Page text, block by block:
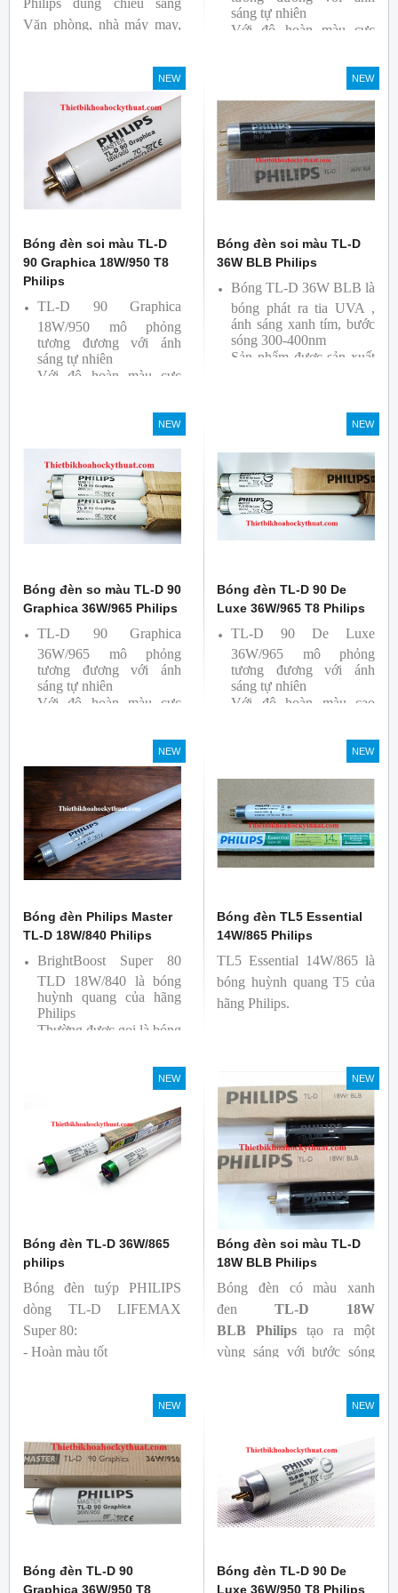
Văn phòng, nhà máy may,
sáng tự nhiên
Với độ hoàn màu cực
Sản phẩm được sản xuất
bởi hãng Philips, xuất xứ
Ba lan
NEW
Bóng đèn soi màu TL-D
90 Graphica 18W/950 T8
Philips
TL-D 90 Graphica
18W/950 mô phỏng
tương đương với ánh
sáng tự nhiên
Với độ hoàn màu cực
Sản phẩm được sản xuất
bởi hãng Philips, xuất xứ
Ba lan
NEW
Bóng đèn soi màu TL-D
36W BLB Philips
Bóng TL-D 36W BLB là
bóng phát ra tia UVA ,
ánh sáng xanh tím, bước
sóng 300-400nm
Sản phẩm được sản xuất
NEW
Bóng đèn so màu TL-D 90
Graphica 36W/965 Philips
TL-D 90 Graphica
36W/965 mô phỏng
tương đương với ánh
sáng tự nhiên
Với độ hoàn màu cực
Sản phẩm được sản xuất
bởi hãng Philips, xuất xứ
Ba lan
NEW
Bóng đèn TL-D 90 De
Luxe 36W/965 T8 Philips
TL-D 90 De Luxe
36W/965 mô phỏng
tương đương với ánh
sáng tự nhiên
Với độ hoàn màu cao
Sản phẩm được sản xuất
NEW
Bóng đèn Philips Master
TL-D 18W/840 Philips
BrightBoost Super 80
TLD 18W/840 là bóng
huỳnh quang của hãng
Philips
Thường được gọi là bóng
Bóng có độ hoàn màu
cao(Ra80) cùng quang
NEW
Bóng đèn TL5 Essential
14W/865 Philips
TL5 Essential 14W/865 là
bóng huỳnh quang T5 của
hãng Philips.
NEW
Bóng đèn TL-D 36W/865
philips
Bóng đèn tuýp PHILIPS
dòng TL-D LIFEMAX
Super 80:
- Hoàn màu tốt
cả ban đầu và trong suốt
tuổi thọ của bóng đèn, với
thông cao
- Tạo ra từ màu trắng ấm
đến ánh sáng ban ngày mát
mẻ
NEW
Bóng đèn soi màu TL-D
18W BLB Philips
Bóng đèn có màu xanh
đen TL-D 18W
BLB
Philips tạo ra một
vùng sáng với bước sóng
sắc trực quan. Giúp người
dùng có thể phát hiện và
và keo trong sản phẩm.
NEW
Bóng đèn TL-D 90
Graphica 36W/950 T8
NEW
Bóng đèn TL-D 90 De
Luxe 36W/950 T8 Philips